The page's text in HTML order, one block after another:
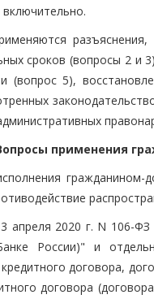
сроков (вопросы 2 и
(вопрос 5),
применения
апреля 2020 г. N 106-
России)" и
договора,
договора